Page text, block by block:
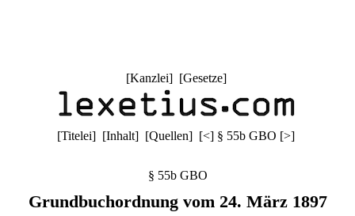
[Kanzlei] [Gesetze]
[Titelei] [Inhalt] [Quellen] [<] § 55b GBO [>]
§ 55b GBO
Grundbuchordnung vom 24. März 1897